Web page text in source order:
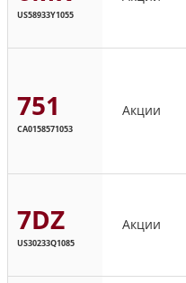
US58933Y1055
751
CA0158571053
Акции
7DZ
US30233Q1085
Акции